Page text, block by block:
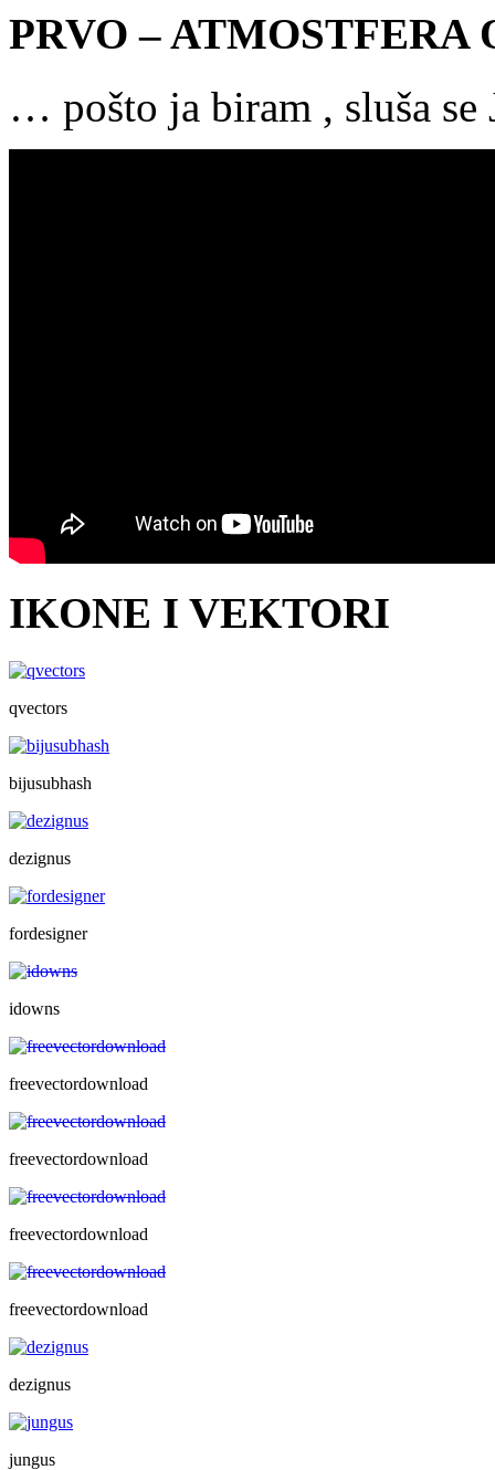
PRVO – ATMOSTFERA
… pošto ja biram , sluša se
IKONE I VEKTORI
qvectors
bijusubhash
dezignus
fordesigner
idowns
freevectordownload
freevectordownload
freevectordownload
freevectordownload
dezignus
jungus